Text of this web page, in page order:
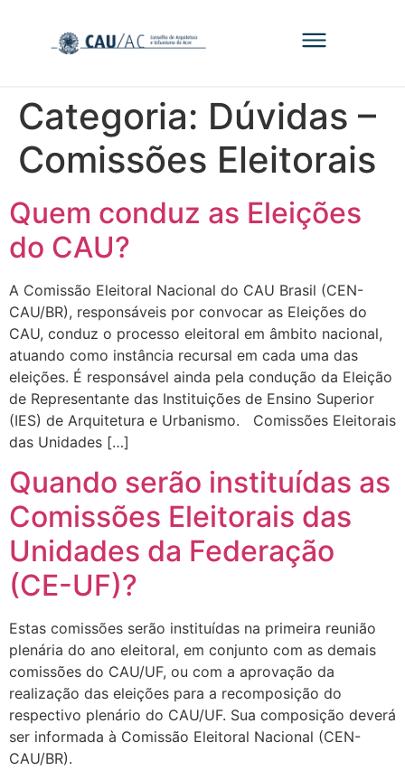
Categoria: Dúvidas –
Comissões Eleitorais
Quem conduz as Eleições
do CAU?
A Comissão Eleitoral Nacional do CAU Brasil (CEN-
CAU/BR), responsáveis por convocar as Eleições do
CAU, conduz o processo eleitoral em âmbito nacional,
atuando como instância recursal em cada uma das
eleições. É responsável ainda pela condução da Eleição
de Representante das Instituições de Ensino Superior
(IES) de Arquitetura e Urbanismo. Comissões Eleitorais
das Unidades […]
Quando serão instituídas as
Comissões Eleitorais das
Unidades da Federação
(CE-UF)?
Estas comissões serão instituídas na primeira reunião
plenária do ano eleitoral, em conjunto com as demais
comissões do CAU/UF, ou com a aprovação da
realização das eleições para a recomposição do
respectivo plenário do CAU/UF. Sua composição deverá
ser informada à Comissão Eleitoral Nacional (CEN-
CAU/BR).